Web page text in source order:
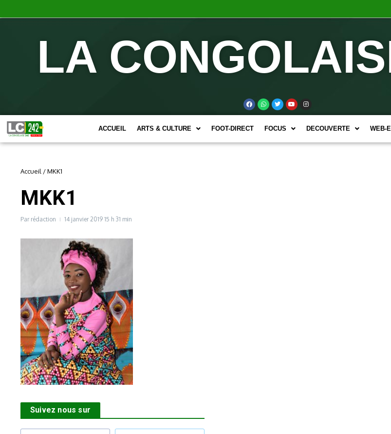
LA
ACCUEIL ARTS & CULTURE FOOT-DIRECT FOCUS DECOUVERTE WEB-
Accueil /MKK1
MKK1
Par rédaction 14 janvier 2019 15 h 31 min
Suivez nous sur